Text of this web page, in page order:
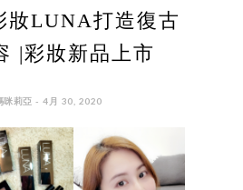
妝LUNA打造復古
|彩妝新品上市
咪莉亞 - 4月 30, 2020